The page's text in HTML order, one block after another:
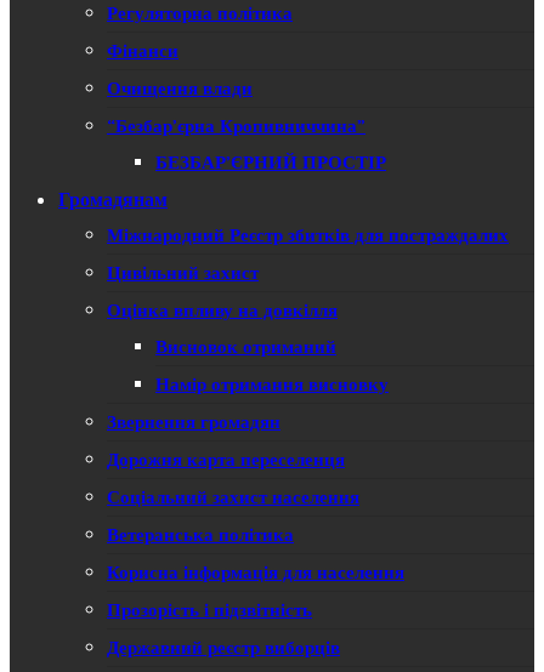
Регуляторна політика
Фінанси
Очищення влади
“Безбар’єрна Кропивниччина”
БЕЗБАР’ЄРНИЙ ПРОСТІР
Громадянам
Міжнародний Реєстр збитків для постраждалих
Цивільний захист
Оцінка впливу на довкілля
Висновок отриманий
Намір отримання висновку
Звернення громадян
Дорожня карта переселенця
Соціальний захист населення
Ветеранська політика
Корисна інформація для населення
Прозорість і підзвітність
Державний реєстр виборців